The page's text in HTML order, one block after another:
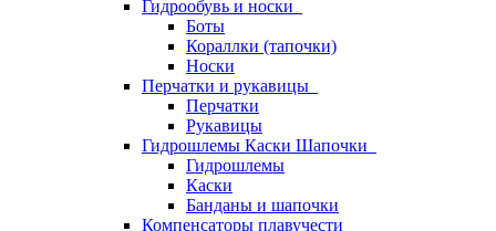
Гидрообувь и носки
Боты
Кораллки (тапочки)
Носки
Перчатки и рукавицы
Перчатки
Рукавицы
Гидрошлемы Каски Шапочки
Гидрошлемы
Каски
Банданы и шапочки
Компенсаторы плавучести